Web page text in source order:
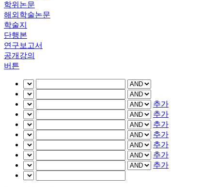
학위논문
해외학술논문
학술지
단행본
연구보고서
공개강의
버튼
추가
추가
추가
추가
추가
추가
추가